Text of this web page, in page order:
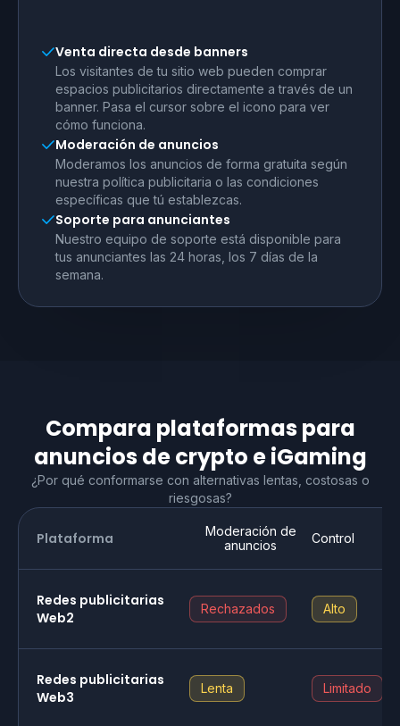
Venta directa desde banners
Los visitantes de tu sitio web pueden comprar
espacios publicitarios directamente a través de un
banner. Pasa el cursor sobre el icono para ver
cómo funciona.
Moderación de anuncios
Moderamos los anuncios de forma gratuita según
nuestra política publicitaria o las condiciones
específicas que tú establezcas.
Soporte para anunciantes
Nuestro equipo de soporte está disponible para
tus anunciantes las 24 horas, los 7 días de la
semana.
Compara plataformas para
anuncios de crypto e iGaming
¿Por qué conformarse con alternativas lentas, costosas o
riesgosas?
Plataforma
Moderación de
anuncios
Control
Redes publicitarias
Web2
Rechazados Alto
Redes publicitarias
Web3
Lenta Limitado